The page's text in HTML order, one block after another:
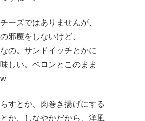
ーズではありませんが、
邪魔をしないけど、
の。サンドイッチとかに
しい。ベロンとこのまま
すとか、肉巻き揚げにする
か、しなやかだから、洋風